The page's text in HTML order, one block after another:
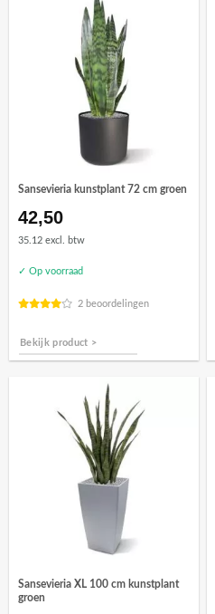
Sansevieria kunstplant 72 cm groen
42,50
35.12 excl. btw
✓ Op voorraad
2 beoordelingen
Bekijk product >
Sansevieria XL 100 cm kunstplant
groen